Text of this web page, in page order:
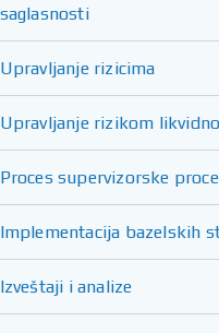
saglasnosti
Upravljanje rizicima
Upravljanje rizikom
Proces supervizorske
Implementacija bazelskih
Izveštaji i analize